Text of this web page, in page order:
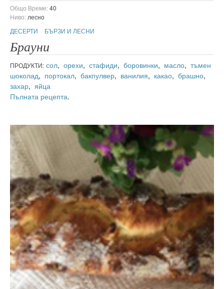
Общо Време:40
Ниво: лесно
ДЕСЕРТИ
БЪРЗИ И ЛЕСНИ
Брауни
ПРОДУКТИ: сол, орехи, стафиди, боровинки, масло, тъмен
шоколад, портокал, бакпулвер, ванилия, какао, брашно,
захар, яйца
Пълната рецепта.